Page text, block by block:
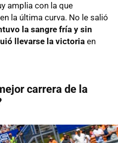
amplia con la que
la última curva. No le salió
la sangre fría y sin
llevarse la victoria en
carrera de la